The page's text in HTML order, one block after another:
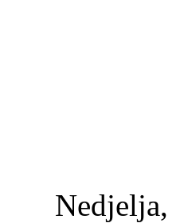
Nedjelja,